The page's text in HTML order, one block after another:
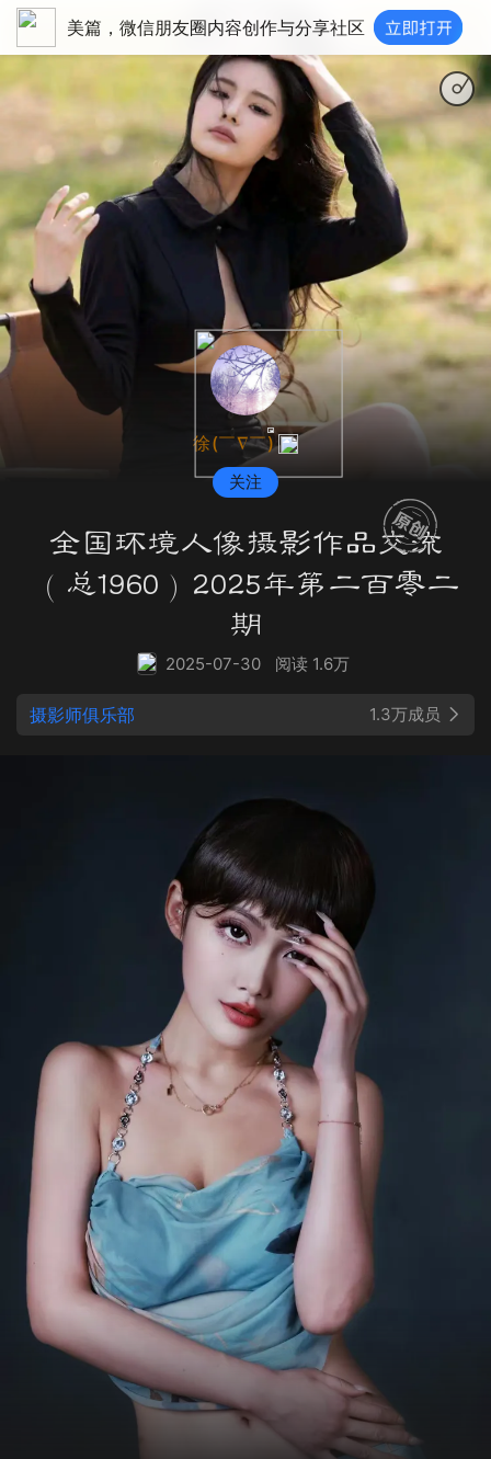
美篇，微信朋友圈内容创作与分享社区
徐(￣∇￣)
关注
全国环境人像摄影作品交流
（总1960）2025年第二百零二
期
2025-07-30 阅读 1.6万
摄影师俱乐部 1.3万成员
无忧